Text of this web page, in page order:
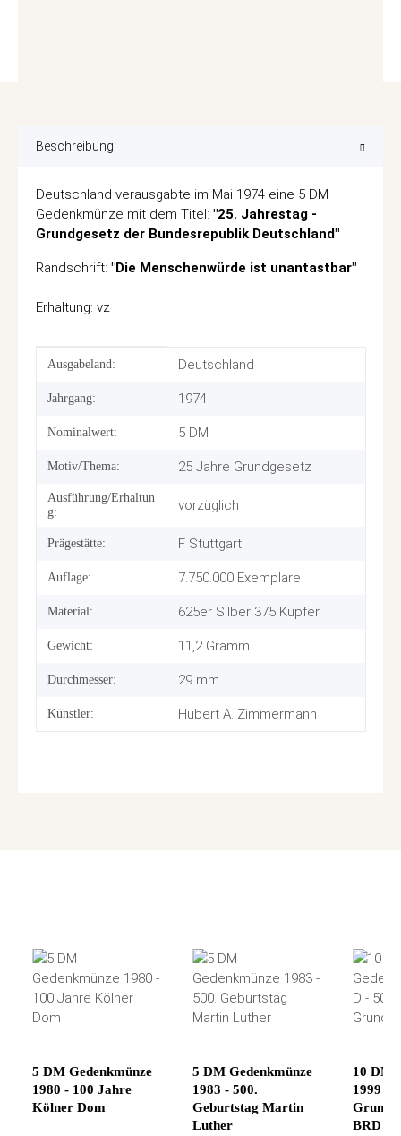
Beschreibung
Deutschland verausgabte im Mai 1974 eine 5 DM
Gedenkmünze mit dem Titel: "25. Jahrestag -
Grundgesetz der Bundesrepublik Deutschland"
Randschrift: "Die Menschenwürde ist unantastbar"
Erhaltung: vz
Produkteigenschaft
Wert
Ausgabeland: Deutschland
Jahrgang: 1974
Nominalwert: 5 DM
Motiv/Thema: 25 Jahre Grundgesetz
Ausführung/Erhaltun
g:
vorzüglich
Prägestätte: F Stuttgart
Auflage: 7.750.000 Exemplare
Material: 625er Silber 375 Kupfer
Gewicht: 11,2 Gramm
Durchmesser: 29 mm
Künstler: Hubert A. Zimmermann
5 DM Gedenkmünze
1980 - 100 Jahre
Kölner Dom
5 DM Gedenkmünze
1983 - 500.
Geburtstag Martin
Luther
10 DM
1999 D
BRD